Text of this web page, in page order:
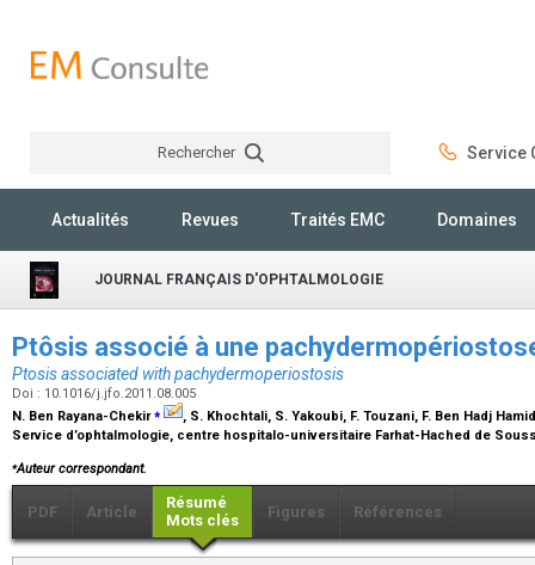
Rechercher Service
Actualités Revues Traités EMC Domaines
JOURNAL FRANÇAIS D'OPHTALMOLOGIE
Ptôsis associé à une
Ptosis associated with pachydermoperiostosis
Doi : 10.1016/j.jfo.2011.08.005
N. Ben Rayana-Chekir⁎
, S. Khochtali, S. Yakoubi, F. Touzani, F. Ben Hadj
Service d’ophtalmologie, centre hospitalo-universitaire Farhat-Hached de
⁎Auteur correspondant.
PDF Article
Résumé
Mots clés
Figures Références